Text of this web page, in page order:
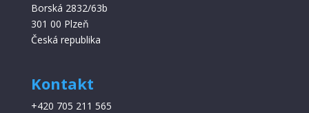
Borská 2832/63b
301 00 Plzeň
Česká republika
Kontakt
+420 705 211 565